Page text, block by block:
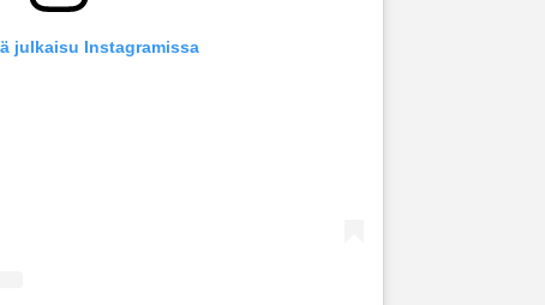
julkaisu Instagramissa